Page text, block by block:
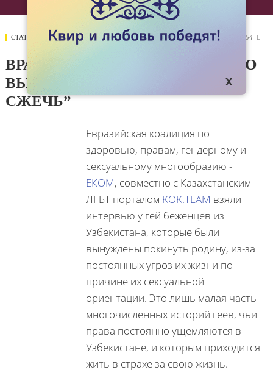
СТАТЬИ 10 НОЯБРЯ 2021 9554 
ВРАЧИ ГОВОРИЛИ: "ВАС НУЖНО
ВЫВЕЗТИ НА ОСТРОВ И ТАМ
СЖЕЧЬ”
Евразийская коалиция по
здоровью, правам, гендерному и
сексуальному многообразию -
ЕКОМ, совместно с Казахстанским
ЛГБТ порталом KOK.TEAM взяли
интервью у гей беженцев из
Узбекистана, которые были
вынуждены покинуть родину, из-за
постоянных угроз их жизни по
причине их сексуальной
ориентации. Это лишь малая часть
многочисленных историй геев, чьи
права постоянно ущемляются в
Узбекистане, и которым приходится
жить в страхе за свою жизнь.